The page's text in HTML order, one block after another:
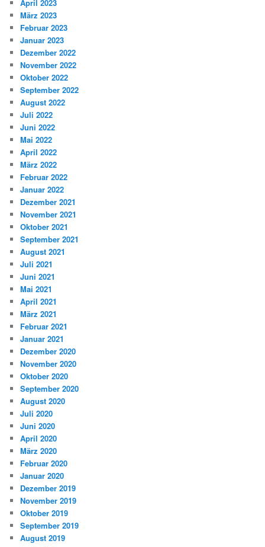
April 2023
März 2023
Februar 2023
Januar 2023
Dezember 2022
November 2022
Oktober 2022
September 2022
August 2022
Juli 2022
Juni 2022
Mai 2022
April 2022
März 2022
Februar 2022
Januar 2022
Dezember 2021
November 2021
Oktober 2021
September 2021
August 2021
Juli 2021
Juni 2021
Mai 2021
April 2021
März 2021
Februar 2021
Januar 2021
Dezember 2020
November 2020
Oktober 2020
September 2020
August 2020
Juli 2020
Juni 2020
April 2020
März 2020
Februar 2020
Januar 2020
Dezember 2019
November 2019
Oktober 2019
September 2019
August 2019